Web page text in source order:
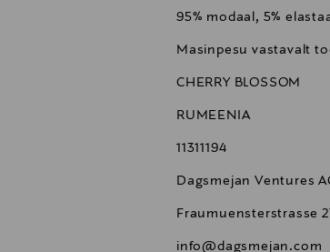
95% modaal, 5%
Masinpesu vastavalt
CHERRY BLOSSOM
RUMEENIA
11311194
Dagsmejan Ventures
Fraumuensterstrasse
info@dagsmejan.com